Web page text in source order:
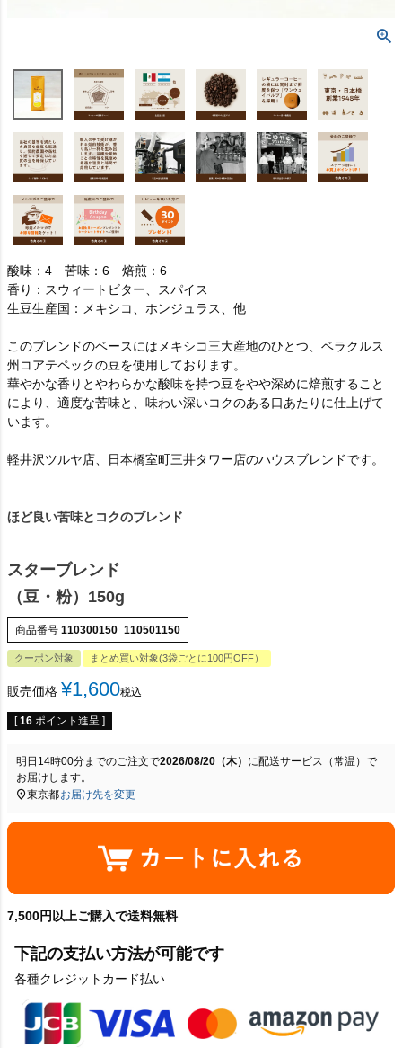
酸味：4 苦味：6 焙煎：6
香り：スウィートビター、スパイス
生豆生産国：メキシコ、ホンジュラス、他
このブレンドのベースにはメキシコ三大産地のひとつ、ベラクルス
州コアテペックの豆を使用しております。
華やかな香りとやわらかな酸味を持つ豆をやや深めに焙煎すること
により、適度な苦味と、味わい深いコクのある口あたりに仕上げて
います。
軽井沢ツルヤ店、日本橋室町三井タワー店のハウスブレンドです。
ほど良い苦味とコクのブレンド
スターブレンド
（豆・粉）150g
商品番号 110300150_110501150
クーポン対象 まとめ買い対象(3袋ごとに100円OFF）
販売価格 ¥1,600税込
[ 16 ポイント進呈 ]
明日 14時00分までのご注文で2026/08/20（木） に配送サービス（常温） で
お届けします。
東京都お届け先を変更
7,500円以上ご購入で送料無料
下記の支払い方法が可能です
各種クレジットカード払い